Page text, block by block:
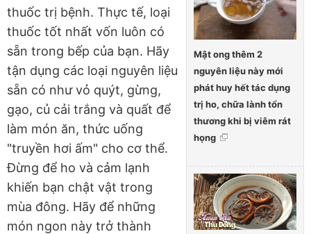
Mật ong thêm 2
nguyên liệu này mới
phát huy hết tác dụng
trị ho, chữa lành tổn
thương khi bị viêm rát
họng
thuốc trị bệnh. Thực tế, loại
thuốc tốt nhất vốn luôn có
sẵn trong bếp của bạn. Hãy
tận dụng các loại nguyên liệu
sẵn có như vỏ quýt, gừng,
gạo, củ cải trắng và quất để
làm món ăn, thức uống
"truyền hơi ấm" cho cơ thể.
Đừng để ho và cảm lạnh
khiến bạn chật vật trong
mùa đông. Hãy để những
món ngon này trở thành